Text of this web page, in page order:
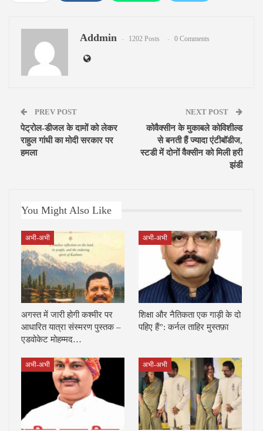
Addmin 1202 Posts 0 Comments
PREV POST
पेट्रोल-डीजल के दामों को लेकर
राहुल गांधी का मोदी सरकार पर
हमला
NEXT POST
कोवैक्सीन के मुकाबले कोविशील्ड
से बनती हैं ज्यादा एंटीबॉडीज,
स्टडी में दोनों वैैक्सीन को मिली हरी
झंडी
You Might Also Like
अभी-अभी
अगस्त में जारी होगी कश्मीर पर
आधारित यात्रा संस्मरण पुस्तक –
एडवोकेट मोहम्मद…
अभी-अभी
शिक्षा और नैतिकता एक गाड़ी के दो
पहिए हैं”: कर्नल ताहिर मुस्तफ़ा
अभी-अभी अभी-अभी